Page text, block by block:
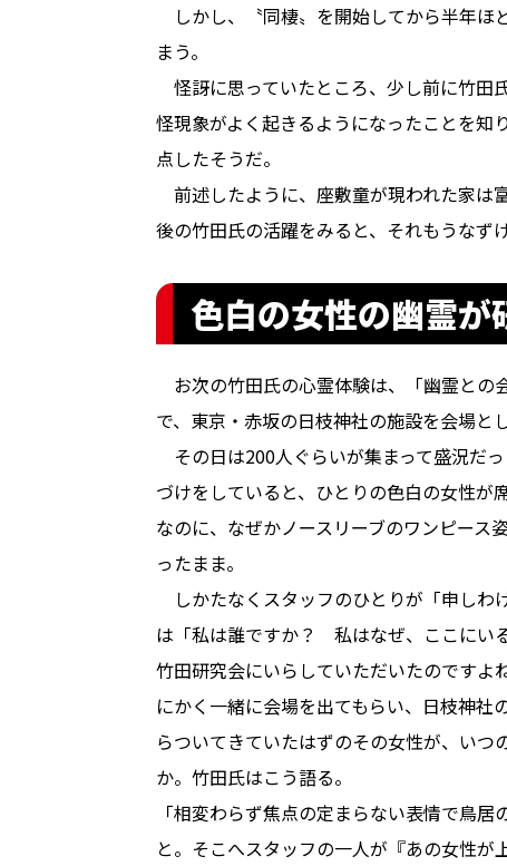
しかし、〝同棲〟を開始してから半年ほ
まう。
怪訝に思っていたところ、少し前に竹田
怪現象がよく起きるようになったことを知
点したそうだ。
前述したように、座敷童が現われた家は
後の竹田氏の活躍をみると、それもうなず
色白の女性の幽霊が
お次の竹田氏の心霊体験は、「幽霊との
で、東京・赤坂の日枝神社の施設を会場と
その日は200人ぐらいが集まって盛況だ
づけをしていると、ひとりの色白の女性が
なのに、なぜかノースリーブのワンピース
ったまま。
しかたなくスタッフのひとりが「申し
は「私は誰ですか？ 私はなぜ、ここにい
竹田研究会にいらしていただいたのですよ
にかく一緒に会場を出てもらい、日枝神
らついてきていたはずのその女性が、い
か。竹田氏はこう語る。
「相変わらず焦点の定まらない表情で鳥
と。そこへスタッフの一人が『あの女性